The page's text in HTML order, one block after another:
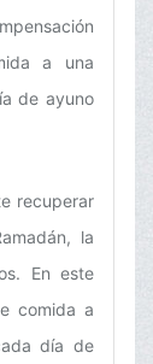
a una
de ayuno
recuperar
la
En este
comida a
día de